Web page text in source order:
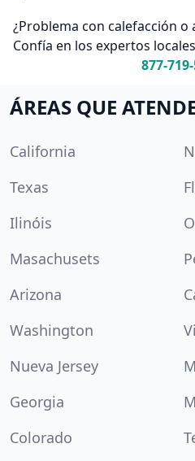
¿Problema con calefacción o
Confía en los expertos
877-
ÁREAS QUE
California
Texas
Ilinóis
Masachusets
Arizona
Washington
Nueva Jersey
Georgia
Colorado